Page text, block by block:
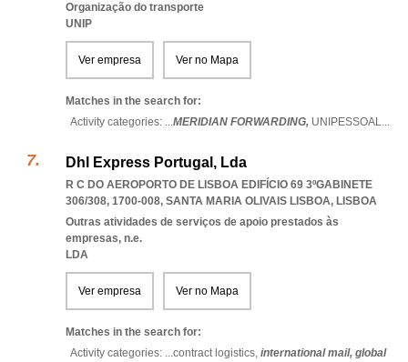
Organização do transporte
UNIP
Ver empresa Ver no Mapa
Matches in the search for:
Activity categories: ...MERIDIAN FORWARDING, UNIPESSOAL...
Dhl Express Portugal, Lda
R C DO AEROPORTO DE LISBOA EDIFÍCIO 69 3ºGABINETE
306/308, 1700-008, SANTA MARIA OLIVAIS LISBOA, LISBOA
Outras atividades de serviços de apoio prestados às
empresas, n.e.
LDA
Ver empresa Ver no Mapa
Matches in the search for:
Activity categories: ...contract logistics, international mail, global